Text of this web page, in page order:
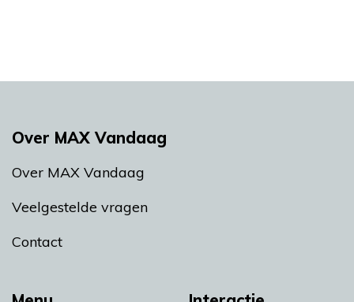
Over MAX Vandaag
Over MAX Vandaag
Veelgestelde vragen
Contact